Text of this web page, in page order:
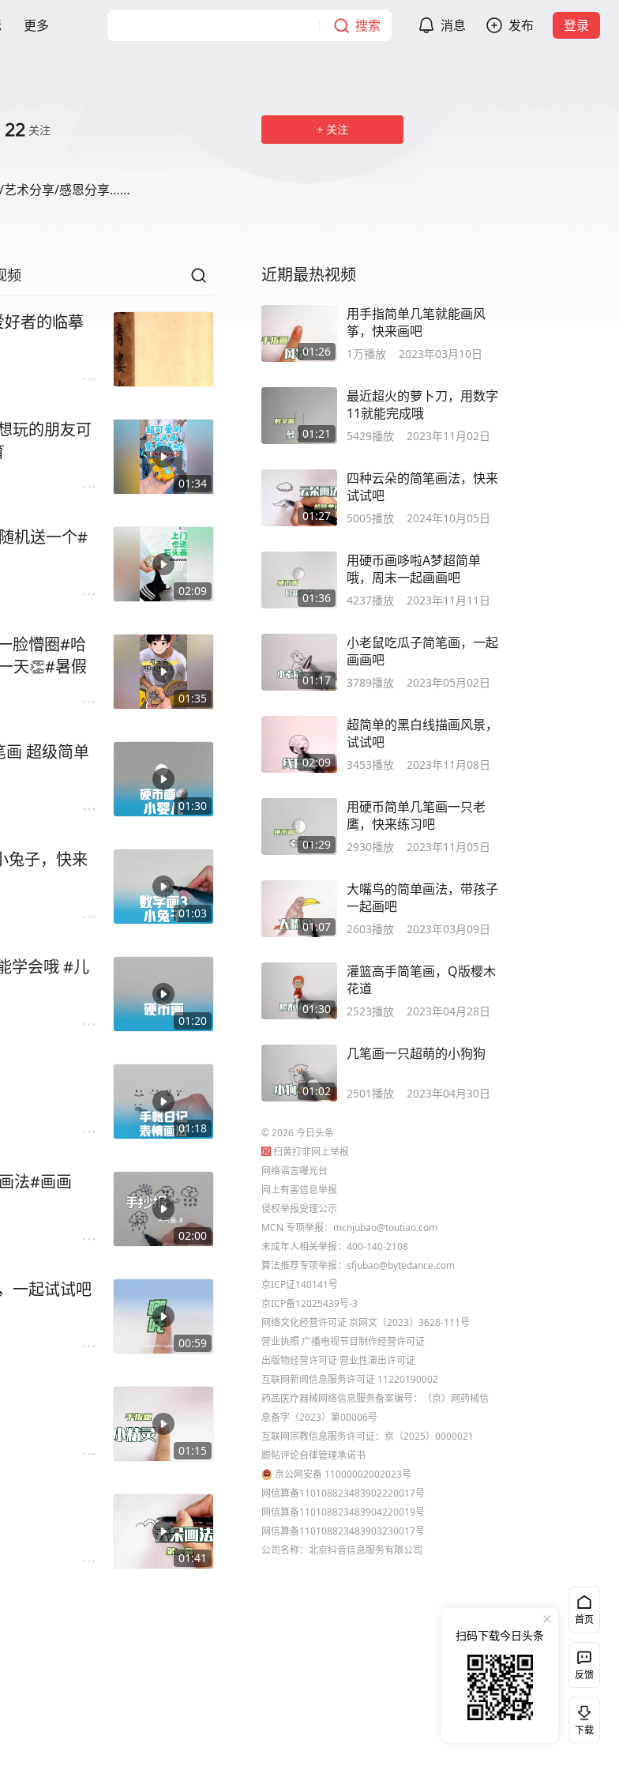
更多 搜索 消息 发布 登录
22 关注
艺术分享/感恩分享……
关注
频
者的临摹
01:34
玩的朋友可
02:09
机送一个#
01:35
脸懵圈#哈
天👏#暑假
01:30
超级简单
01:03
兔子，快来
01:20
学会哦 #儿
01:18
02:00
法#画画
00:59
一起试试吧
01:15
01:41
近期最热视频
01:26
用手指简单几笔就能画风
筝，快来画吧
1万播放 2023年03月10日
01:21
最近超火的萝卜刀，用数字
11就能完成哦
5429播放 2023年11月02日
01:27
四种云朵的简笔画法，快来
试试吧
5005播放 2024年10月05日
01:36
用硬币画哆啦A梦超简单
哦，周末一起画画吧
4237播放 2023年11月11日
01:17
小老鼠吃瓜子简笔画，一起
画画吧
3789播放 2023年05月02日
02:09
超简单的黑白线描画风景，
试试吧
3453播放 2023年11月08日
01:29
用硬币简单几笔画一只老
鹰，快来练习吧
2930播放 2023年11月05日
01:07
大嘴鸟的简单画法，带孩子
一起画吧
2603播放 2023年03月09日
01:30
灌篮高手简笔画，Q版樱木
花道
2523播放 2023年04月28日
01:02
几笔画一只超萌的小狗狗
2501播放 2023年04月30日
©2026今日头条
扫黄打非网上举报
网络谣言曝光台
网上有害信息举报
侵权举报受理公示
MCN 专项举报：mcnjubao@toutiao.com
未成年人相关举报：400-140-2108
算法推荐专项举报：sfjubao@bytedance.com
京ICP证140141号
京ICP备12025439号-3
网络文化经营许可证 京网文〔2023〕3628-111号
营业执照 广播电视节目制作经营许可证
出版物经营许可证 营业性演出许可证
互联网新闻信息服务许可证 11220190002
药品医疗器械网络信息服务备案编号：（京）网药械信
息备字（2023）第00006号
互联网宗教信息服务许可证：京（2025）0000021
跟帖评论自律管理承诺书
京公网安备 11000002002023号
网信算备110108823483902220017号
网信算备110108823483904220019号
网信算备110108823483903230017号
公司名称：北京抖音信息服务有限公司
首页
反馈
下载
扫码下载今日头条